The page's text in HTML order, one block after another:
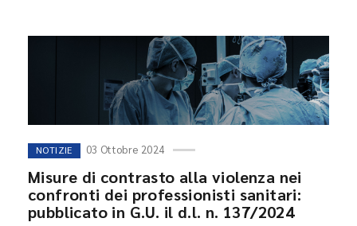
NOTIZIE 03 Ottobre 2024
Misure di contrasto alla violenza nei
confronti dei professionisti sanitari:
pubblicato in G.U. il d.l. n. 137/2024